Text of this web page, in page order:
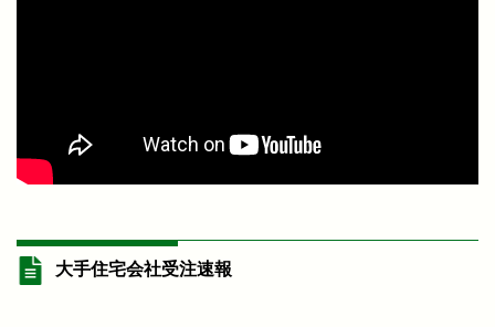
大手住宅会社受注速報